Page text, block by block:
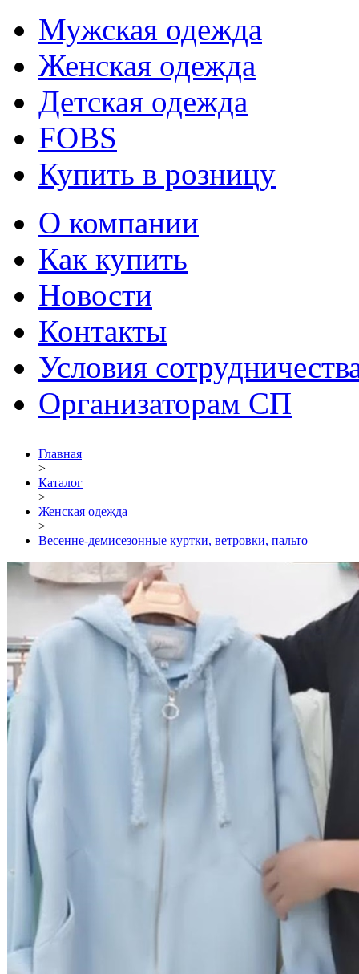
Мужская одежда
Женская одежда
Детская одежда
FOBS
Купить в розницу
О компании
Как купить
Новости
Контакты
Условия
Организаторам СП
Главная
>
Каталог
>
Женская одежда
>
Весенне-демисезонные куртки, ветровки, пальто